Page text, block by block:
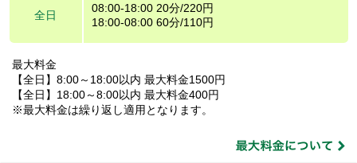
全日
08:00-18:00 20分/220円
18:00-08:00 60分/110円
最大料金
【全日】8:00～18:00以内 最大料金1500円
【全日】18:00～8:00以内 最大料金400円
※最大料金は繰り返し適用となります。